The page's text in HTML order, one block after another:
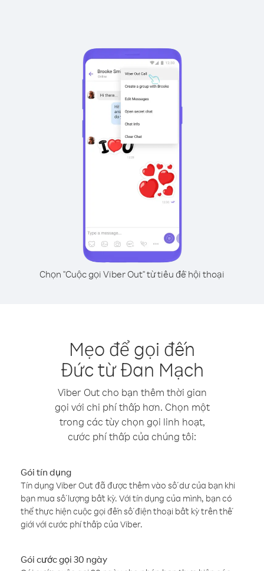
Chọn "Cuộc gọi Viber Out" từ tiêu đề hội thoại
Mẹo để gọi đến
Đức từ Đan Mạch
Viber Out cho bạn thêm thời gian
gọi với chi phí thấp hơn. Chọn một
trong các tùy chọn gọi linh hoạt,
cước phí thấp của chúng tôi:
Gói tín dụng
Tín dụng Viber Out đã được thêm vào số dư của bạn khi
bạn mua số lượng bất kỳ. Với tín dụng của mình, bạn có
thể thực hiện cuộc gọi đến số điện thoại bất kỳ trên thế
giới với cước phí thấp của Viber.
Gói cước gọi 30 ngày